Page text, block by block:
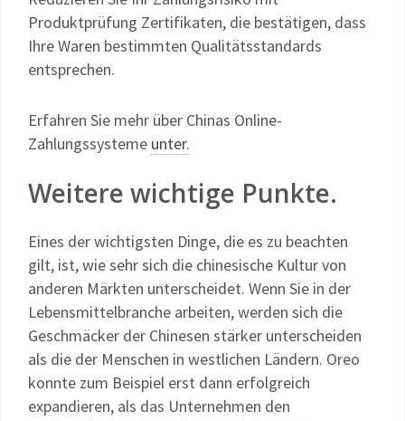
Produktprüfung Zertifikaten, die bestätigen, dass
Ihre Waren bestimmten Qualitätsstandards
entsprechen.
Erfahren Sie mehr über Chinas Online-
Zahlungssysteme unter.
Weitere wichtige Punkte.
Eines der wichtigsten Dinge, die es zu beachten
gilt, ist, wie sehr sich die chinesische Kultur von
anderen Märkten unterscheidet. Wenn Sie in der
Lebensmittelbranche arbeiten, werden sich die
Geschmäcker der Chinesen stärker unterscheiden
als die der Menschen in westlichen Ländern. Oreo
konnte zum Beispiel erst dann erfolgreich
expandieren, als das Unternehmen den